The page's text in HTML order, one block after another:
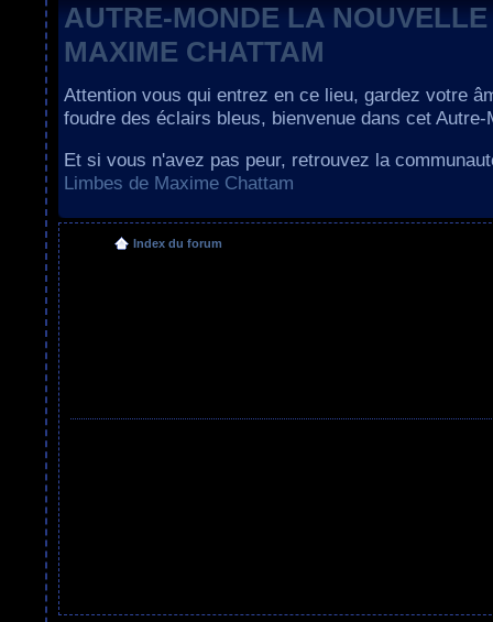
AUTRE-MONDE LA
MAXIME CHATTAM
Attention vous qui entrez en ce lieu, gardez votre
foudre des éclairs bleus, bienvenue dans cet Autre-
Et si vous n'avez pas peur, retrouvez la
Limbes de Maxime Chattam
Index du forum